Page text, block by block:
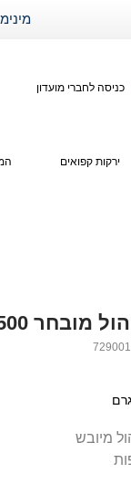
מינימום הזמנה 200₪.
כניסה לחברי מועדון
ירקות קפואים
500 גרם
מיובש